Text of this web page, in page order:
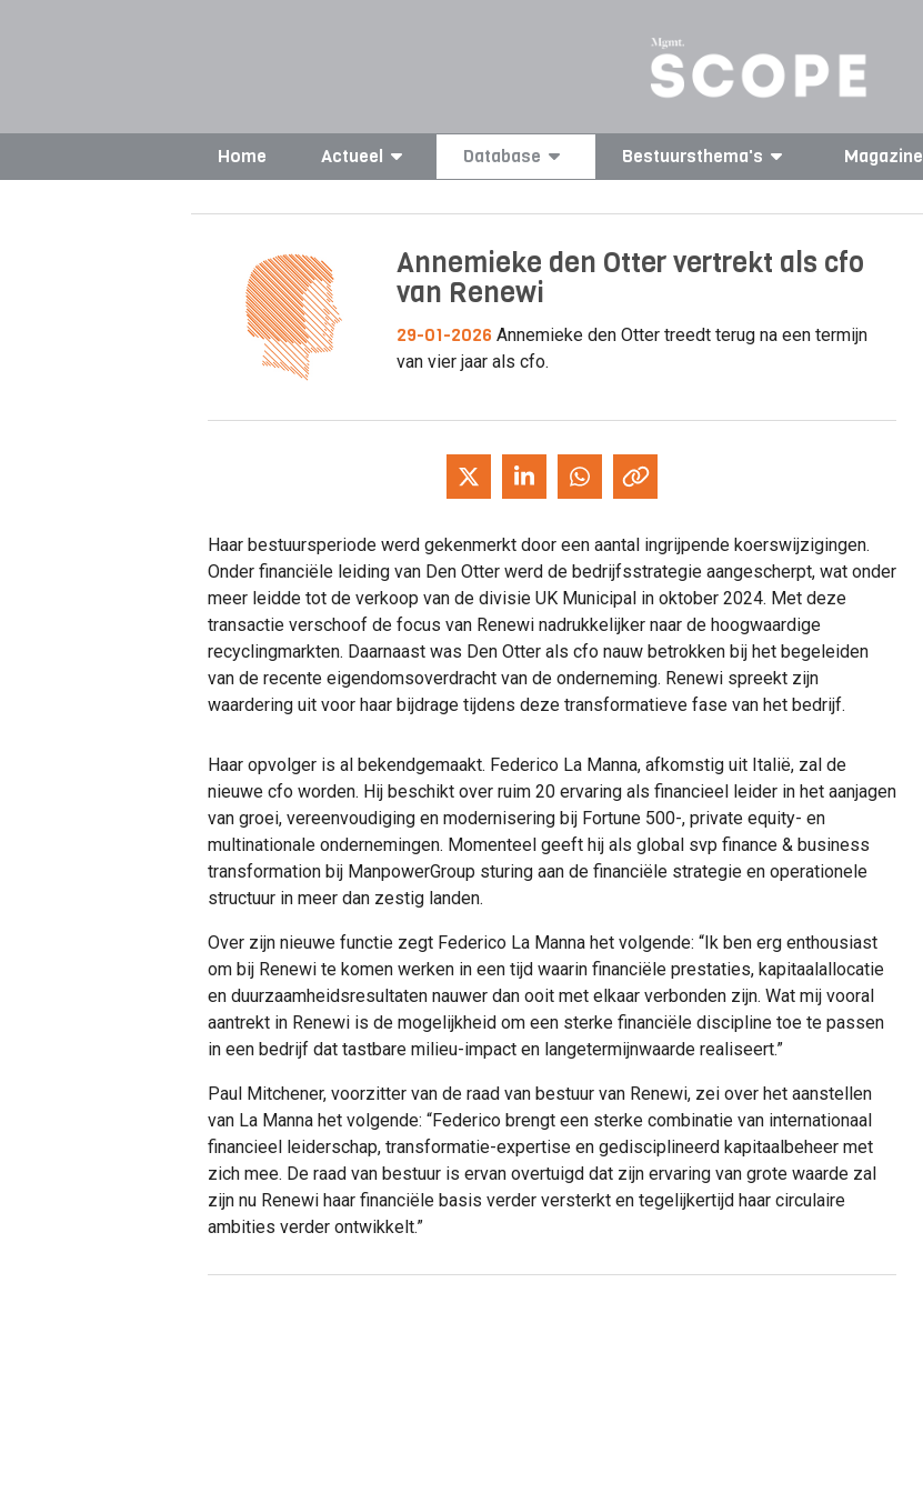
Home Actueel Database Bestuursthema's Magazine
Annemieke den Otter vertrekt als cfo
van Renewi
29-01-2026 Annemieke den Otter treedt terug na een termijn
van vier jaar als cfo.
Haar bestuursperiode werd gekenmerkt door een aantal ingrijpende koerswijzigingen.
Onder financiële leiding van Den Otter werd de bedrijfsstrategie aangescherpt, wat onder
meer leidde tot de verkoop van de divisie UK Municipal in oktober 2024. Met deze
transactie verschoof de focus van Renewi nadrukkelijker naar de hoogwaardige
recyclingmarkten. Daarnaast was Den Otter als cfo nauw betrokken bij het begeleiden
van de recente eigendomsoverdracht van de onderneming. Renewi spreekt zijn
waardering uit voor haar bijdrage tijdens deze transformatieve fase van het bedrijf.
Haar opvolger is al bekendgemaakt. Federico La Manna, afkomstig uit Italië, zal de
nieuwe cfo worden. Hij beschikt over ruim 20 ervaring als financieel leider in het aanjagen
van groei, vereenvoudiging en modernisering bij Fortune 500-, private equity- en
multinationale ondernemingen. Momenteel geeft hij als global svp finance & business
transformation bij ManpowerGroup sturing aan de financiële strategie en operationele
structuur in meer dan zestig landen.
Over zijn nieuwe functie zegt Federico La Manna het volgende: “Ik ben erg enthousiast
om bij Renewi te komen werken in een tijd waarin financiële prestaties, kapitaalallocatie
en duurzaamheidsresultaten nauwer dan ooit met elkaar verbonden zijn. Wat mij vooral
aantrekt in Renewi is de mogelijkheid om een sterke financiële discipline toe te passen
in een bedrijf dat tastbare milieu-impact en langetermijnwaarde realiseert.”
Paul Mitchener, voorzitter van de raad van bestuur van Renewi, zei over het aanstellen
van La Manna het volgende: “Federico brengt een sterke combinatie van internationaal
financieel leiderschap, transformatie-expertise en gedisciplineerd kapitaalbeheer met
zich mee. De raad van bestuur is ervan overtuigd dat zijn ervaring van grote waarde zal
zijn nu Renewi haar financiële basis verder versterkt en tegelijkertijd haar circulaire
ambities verder ontwikkelt.”